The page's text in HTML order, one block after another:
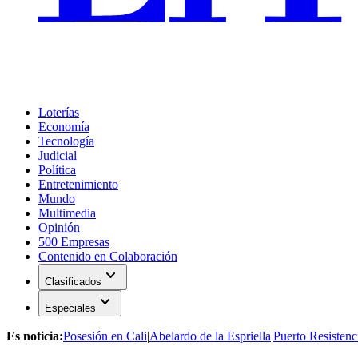
Loterías
Economía
Tecnología
Judicial
Política
Entretenimiento
Mundo
Multimedia
Opinión
500 Empresas
Contenido en Colaboración
Clasificados expand_more
Especiales expand_more
Es noticia:Posesión en Cali|Abelardo de la Espriella|Puerto